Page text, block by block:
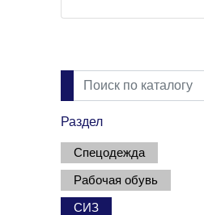
Раздел
Спецодежда
Рабочая обувь
СИЗ